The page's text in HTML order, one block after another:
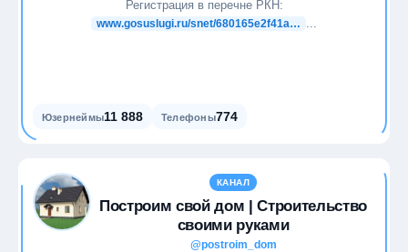
Путешествия
Развлечения
Регистрация в перечне РКН:
www.gosuslugi.ru/snet/680165e2f41a…
Юзернеймы11 888 Телефоны774
КАНАЛ
Построим свой дом | Строительство
своими руками
@postroim_dom